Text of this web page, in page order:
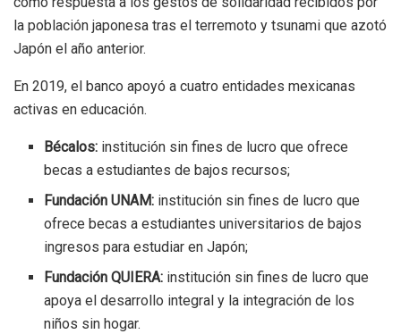
la población japonesa tras el terremoto y tsunami que azotó
Japón el año anterior.
En 2019, el banco apoyó a cuatro entidades mexicanas
activas en educación.
Bécalos: institución sin fines de lucro que ofrece
becas a estudiantes de bajos recursos;
Fundación UNAM: institución sin fines de lucro que
ofrece becas a estudiantes universitarios de bajos
ingresos para estudiar en Japón;
Fundación QUIERA: institución sin fines de lucro que
apoya el desarrollo integral y la integración de los
niños sin hogar.